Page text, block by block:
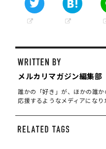
メルカリマガジン編集部
誰かの「好き」が、ほかの誰か
応援するようなメディアになり